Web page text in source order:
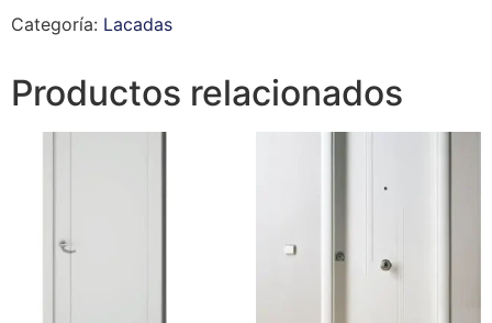
Categoría: Lacadas
Productos relacionados